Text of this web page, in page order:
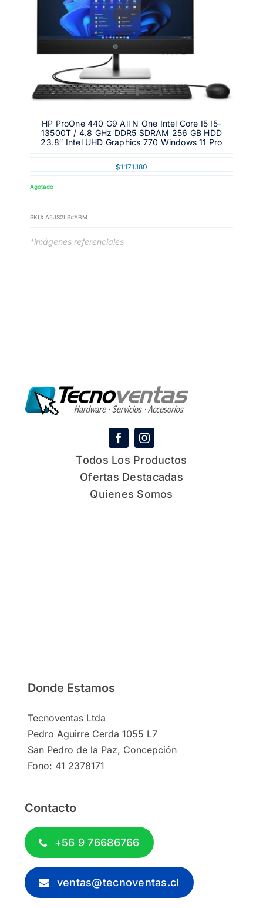
HP ProOne 440 G9 All N One Intel Core I5 I5-
13500T / 4.8 GHz DDR5 SDRAM 256 GB HDD
23.8″ Intel UHD Graphics 770 Windows 11 Pro
$1.171.180
Agotado
SKU: A5JS2LS#ABM
*imágenes referenciales
Todos Los Productos
Ofertas Destacadas
Quienes Somos
Donde Estamos
Tecnoventas Ltda
Pedro Aguirre Cerda 1055 L7
San Pedro de la Paz, Concepción
Fono: 41 2378171
Contacto
+56 9 76686766
ventas@tecnoventas.cl